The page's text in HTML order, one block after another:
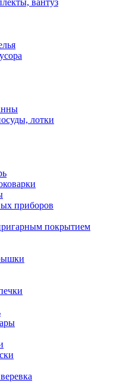
вантуз
лотки
приборов
покрытием